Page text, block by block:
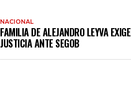
NACIONAL
FAMILIA DE ALEJANDRO LEYVA EXIGE
JUSTICIA ANTE SEGOB